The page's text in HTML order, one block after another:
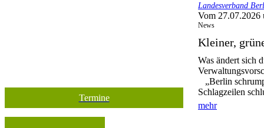
Termine
Landesverband
Vom 27.07.2026
News
Kleiner,
Was ändert sich
„Berlin
Schlagzeilen
mehr